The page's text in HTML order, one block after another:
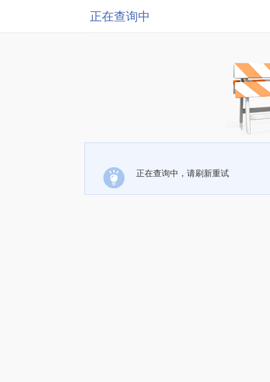
正在查询中
正在查询中，请刷新重试